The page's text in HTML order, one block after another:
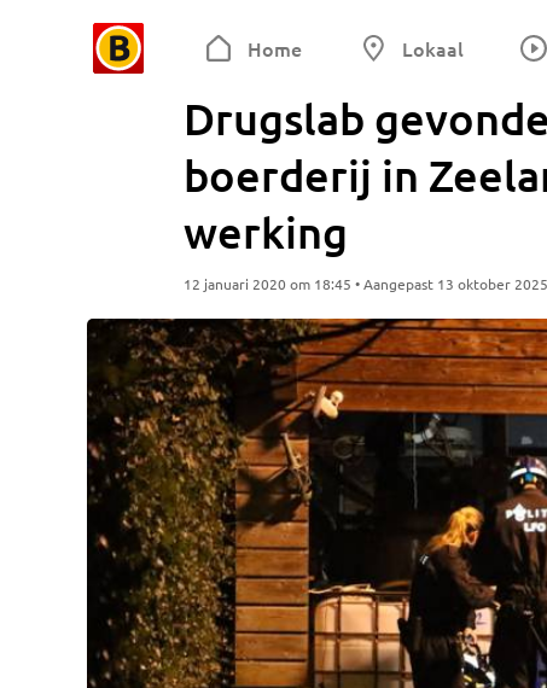
Home Lokaal
Drugslab
boerderij in
werking
12 januari 2020 om 18:45 • Aangepast 13 oktober